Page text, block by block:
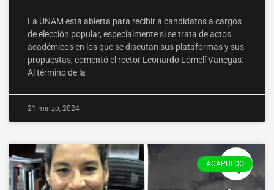
La UNAM está abierta para recibir a candidatos a cargos
de elección popular, especialmente si se trata de actos
académicos en los que se discutan sus plataformas y sus
propuestas, comentó el rector Leonardo Lomelí Vanegas.
Al término de la
21 marzo, 2024
ACAPULCO